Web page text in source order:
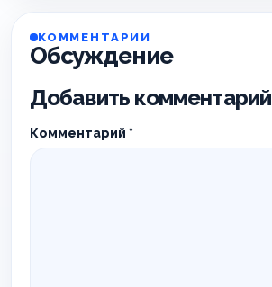
КОММЕНТАРИИ
Обсуждение
Добавить комментарий
Комментарий *